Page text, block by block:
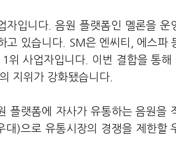
자입니다 .음원 플랫폼인 멜론을 운
고 있습니다 . SM은 엔씨티
에스파
1 위 사업자입니다 이번 결합을 통해
지위가 강화됐습니다
플랫폼에 자사가 유통하는 음원을
대 )으로 유통시장의 경쟁을 제한할